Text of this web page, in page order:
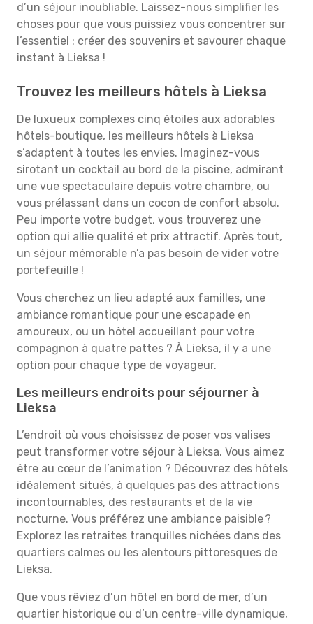
d’un séjour inoubliable. Laissez-nous simplifier les
choses pour que vous puissiez vous concentrer sur
l’essentiel : créer des souvenirs et savourer chaque
instant à Lieksa !
Trouvez les meilleurs hôtels à Lieksa
De luxueux complexes cinq étoiles aux adorables
hôtels-boutique, les meilleurs hôtels à Lieksa
s’adaptent à toutes les envies. Imaginez-vous
sirotant un cocktail au bord de la piscine, admirant
une vue spectaculaire depuis votre chambre, ou
vous prélassant dans un cocon de confort absolu.
Peu importe votre budget, vous trouverez une
option qui allie qualité et prix attractif. Après tout,
un séjour mémorable n’a pas besoin de vider votre
portefeuille !
Vous cherchez un lieu adapté aux familles, une
ambiance romantique pour une escapade en
amoureux, ou un hôtel accueillant pour votre
compagnon à quatre pattes ? À Lieksa, il y a une
option pour chaque type de voyageur.
Les meilleurs endroits pour séjourner à
Lieksa
L’endroit où vous choisissez de poser vos valises
peut transformer votre séjour à Lieksa. Vous aimez
être au cœur de l’animation ? Découvrez des hôtels
idéalement situés, à quelques pas des attractions
incontournables, des restaurants et de la vie
nocturne. Vous préférez une ambiance paisible ?
Explorez les retraites tranquilles nichées dans des
quartiers calmes ou les alentours pittoresques de
Lieksa.
Que vous rêviez d’un hôtel en bord de mer, d’un
quartier historique ou d’un centre-ville dynamique,